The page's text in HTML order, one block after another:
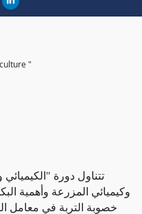
"
تتناول دورة
وكيميائي المزرعة وأهمية
خصوبة التربة في معامل